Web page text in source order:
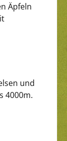
Äpfeln
und
4000m.